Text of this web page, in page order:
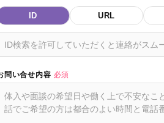
ID URL
問い合せ内容 必須